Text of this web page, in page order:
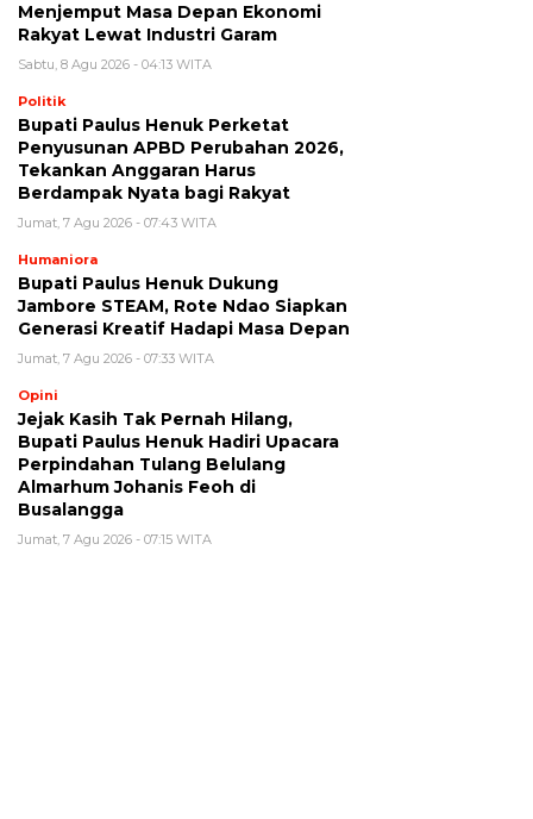
Menjemput Masa Depan Ekonomi
Rakyat Lewat Industri Garam
Sabtu, 8 Agu 2026 - 04:13 WITA
Politik
Bupati Paulus Henuk Perketat
Penyusunan APBD Perubahan 2026,
Tekankan Anggaran Harus
Berdampak Nyata bagi Rakyat
Jumat, 7 Agu 2026 - 07:43 WITA
Humaniora
Bupati Paulus Henuk Dukung
Jambore STEAM, Rote Ndao Siapkan
Generasi Kreatif Hadapi Masa Depan
Jumat, 7 Agu 2026 - 07:33 WITA
Opini
Jejak Kasih Tak Pernah Hilang,
Bupati Paulus Henuk Hadiri Upacara
Perpindahan Tulang Belulang
Almarhum Johanis Feoh di
Busalangga
Jumat, 7 Agu 2026 - 07:15 WITA